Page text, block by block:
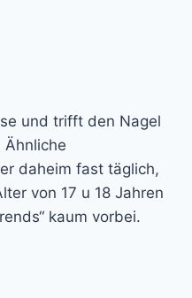
und trifft den Nagel
Ähnliche
daheim fast täglich,
von 17 u 18 Jahren
kaum vorbei.